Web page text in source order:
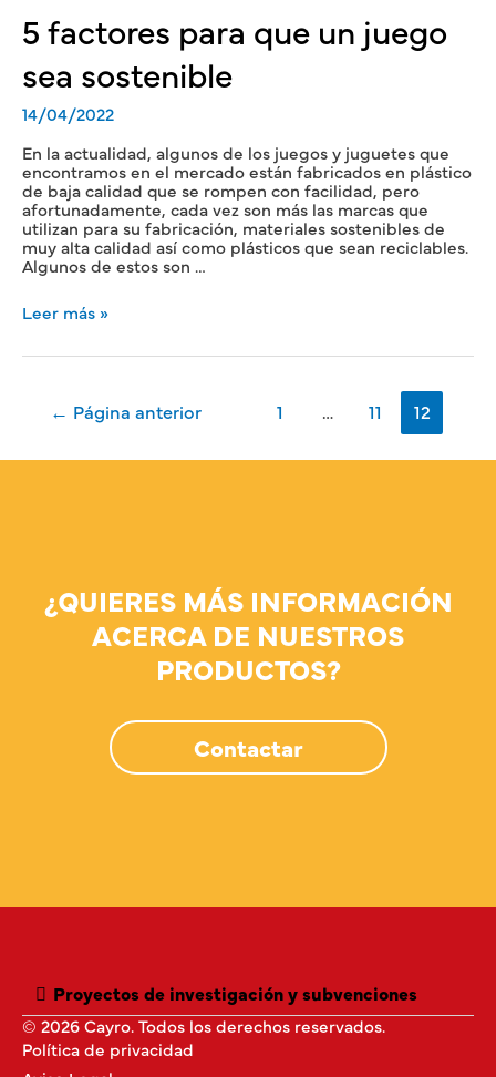
5 factores para que un juego
sea sostenible
14/04/2022
En la actualidad, algunos de los juegos y juguetes que
encontramos en el mercado están fabricados en plástico
de baja calidad que se rompen con facilidad, pero
afortunadamente, cada vez son más las marcas que
utilizan para su fabricación, materiales sostenibles de
muy alta calidad así como plásticos que sean reciclables.
Algunos de estos son …
Leer más »
← Página anterior 1 … 11 12
¿QUIERES MÁS INFORMACIÓN
ACERCA DE NUESTROS
PRODUCTOS?
Contactar
Proyectos de investigación y subvenciones
© 2026 Cayro. Todos los derechos reservados.
Política de privacidad